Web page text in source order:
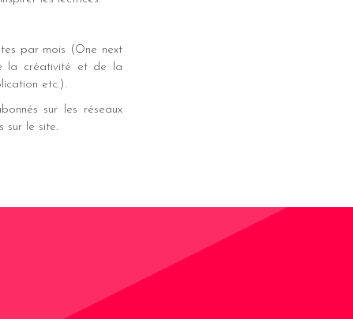
par mois (One next
la créativité et de la
etc.).
sur les réseaux
sur le site.